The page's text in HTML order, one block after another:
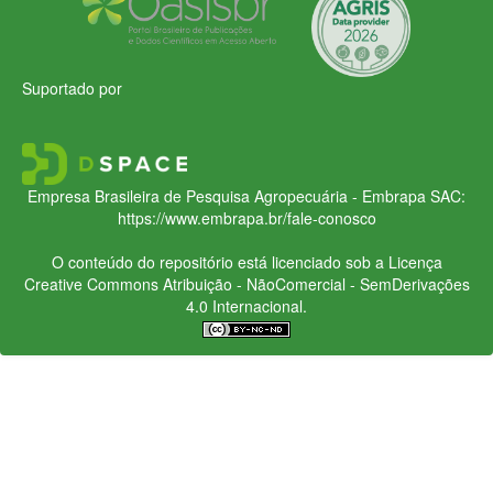
Suportado por
Empresa Brasileira de Pesquisa Agropecuária - Embrapa SAC:
https://www.embrapa.br/fale-conosco
O conteúdo do repositório está licenciado sob a Licença
Creative CommonsAtribuição - NãoComercial - SemDerivações
4.0 Internacional.